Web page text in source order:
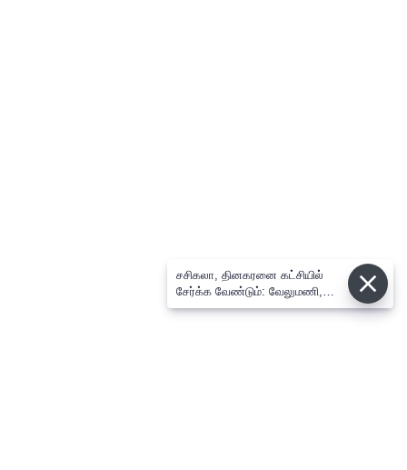
சசிகலா, தினகரனை கட்சியில்
சேர்க்க வேண்டும்: வேலுமணி,
விஸ்வநாதன் மீண்டும் போர்க்கொடி